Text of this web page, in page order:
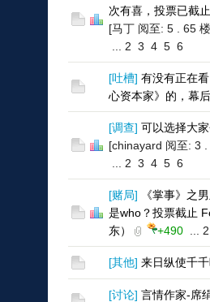
次有喜，投票已截
[马丁 阅至: 5 . 65
2 3 4 5 6
[吐槽] 有没有正在
心资本家》的，幕
[调查] 可以选择大
[chinayard 阅至: 3 .
2 3 4 5 6
[赌局]
《掌事》之
是who？投票截止
东）
+490 2
[其他] 来日纵使千
[讨论] 言情作家-席